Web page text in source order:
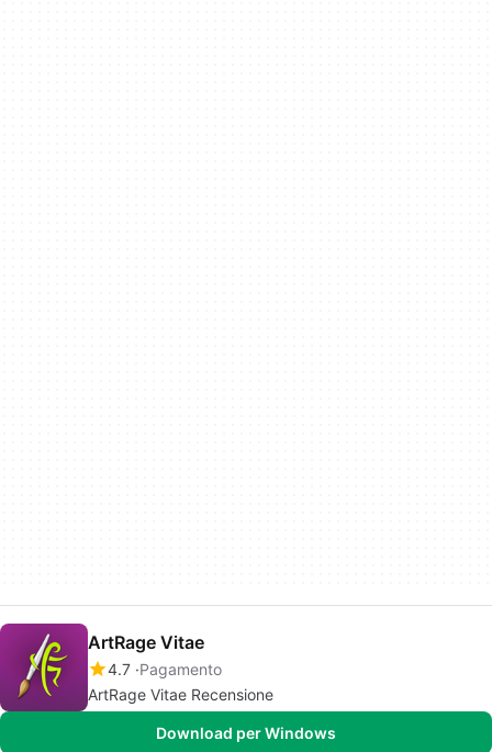
ArtRage Vitae
4.7 Pagamento
ArtRage Vitae Recensione
Download per Windows